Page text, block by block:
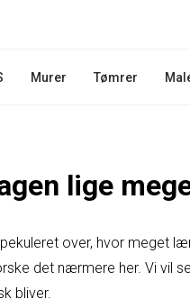
Murer Tømrer
lige
over, hvor meget
det nærmere her. Vi vil
bliver.